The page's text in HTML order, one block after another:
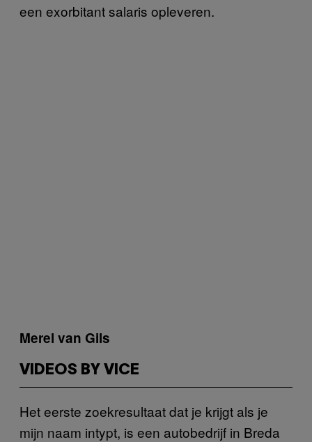
een exorbitant salaris opleveren.
Merel van Gils
VIDEOS BY VICE
Het eerste zoekresultaat dat je krijgt als je
mijn naam intypt, is een autobedrijf in Breda